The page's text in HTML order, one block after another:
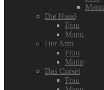
Mann
Die Hand
Frau
Mann
Der Arm
Frau
Mann
Das Corset
Frau